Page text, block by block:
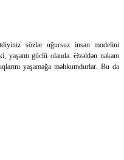
sözlər uğursuz insan modelini
yaşantı güclü olanda. Əzəldən nakam
yaşamağa məhkumdurlar. Bu da